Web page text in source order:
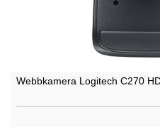
Webbkamera Logitech C270